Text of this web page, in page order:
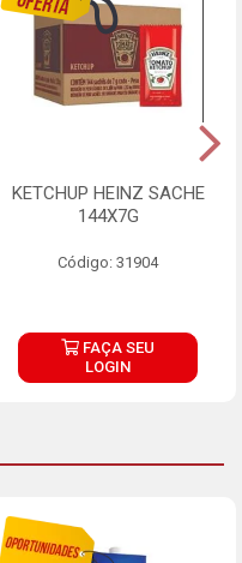
KETCHUP HEINZ SACHE
144X7G
Código: 31904
FAÇA SEU
LOGIN